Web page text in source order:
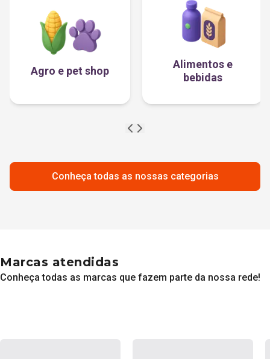
Agro e pet shop
Alimentos e
bebidas
Conheça todas as nossas categorias
Marcas atendidas
Conheça todas as marcas que fazem parte da nossa rede!